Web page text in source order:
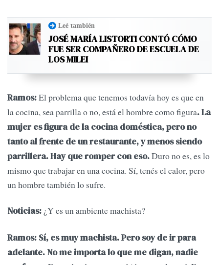
Leé también
JOSÉ MARÍA LISTORTI CONTÓ CÓMO
FUE SER COMPAÑERO DE ESCUELA DE
LOS MILEI
Ramos:El problema que tenemos todavía hoy es que en
la cocina, sea parrilla o no, está el hombre como figura. La
mujer es figura de la cocina doméstica, pero no
tanto al frente de un restaurante, y menos siendo
parrillera. Hay que romper con eso.Duro no es, es lo
mismo que trabajar en una cocina. Sí, tenés el calor, pero
un hombre también lo sufre.
Noticias: ¿Y es un ambiente machista?
Ramos: Sí, es muy machista. Pero soy de ir para
adelante. No me importa lo que me digan, nadie